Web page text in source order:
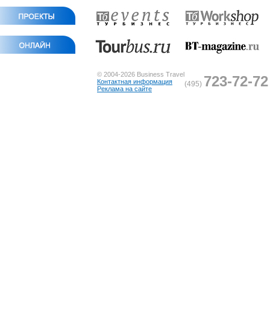
© 2004-2026 Business Travel
Контактная информация
Реклама на сайте
(495) 723-72-72